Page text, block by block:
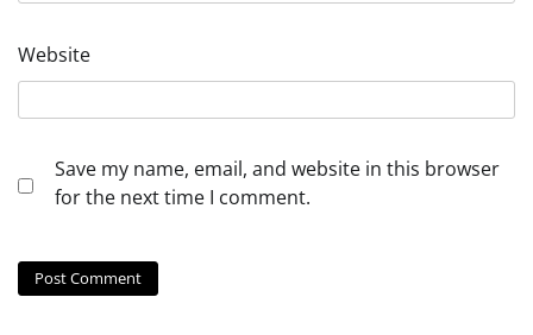
Website
Save my name, email, and website in this browser
for the next time I comment.